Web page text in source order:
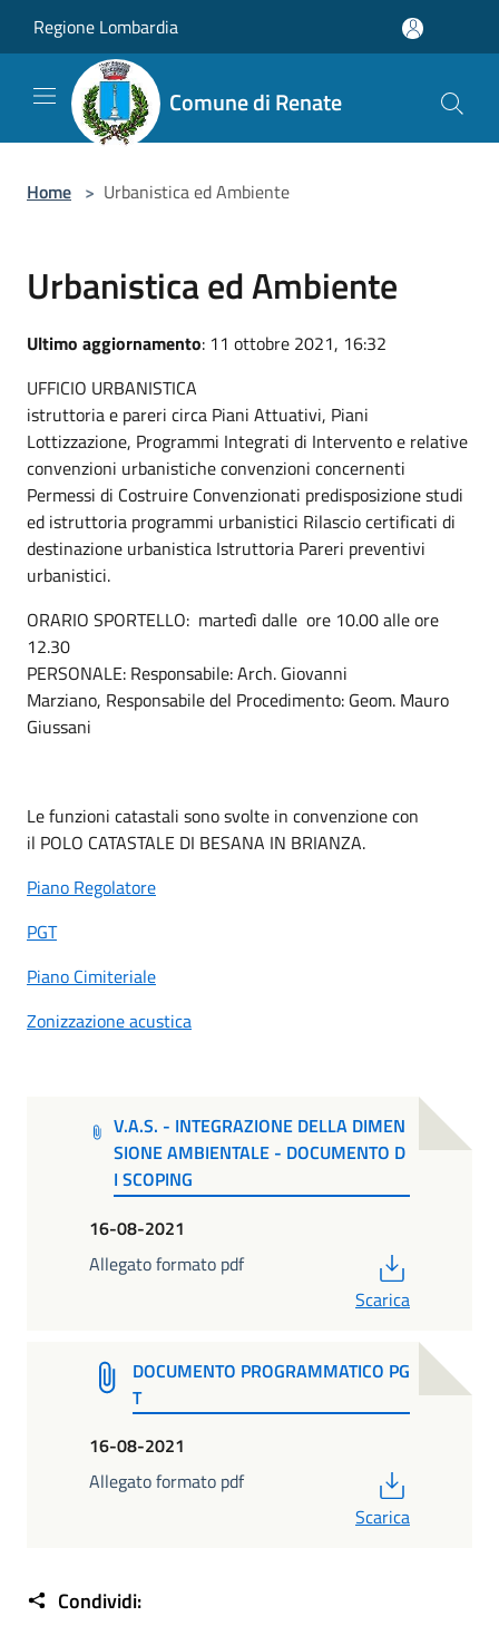
Regione Lombardia
Comune di Renate
Home > Urbanistica ed Ambiente
Urbanistica ed Ambiente
Ultimo aggiornamento: 11 ottobre 2021, 16:32
UFFICIO URBANISTICA
istruttoria e pareri circa Piani Attuativi, Piani
Lottizzazione, Programmi Integrati di Intervento e relative
convenzioni urbanistiche convenzioni concernenti
Permessi di Costruire Convenzionati predisposizione studi
ed istruttoria programmi urbanistici Rilascio certificati di
destinazione urbanistica Istruttoria Pareri preventivi
urbanistici.
ORARIO SPORTELLO: martedì dalle ore 10.00 alle ore
12.30
PERSONALE: Responsabile: Arch. Giovanni
Marziano, Responsabile del Procedimento: Geom. Mauro
Giussani
Le funzioni catastali sono svolte in convenzione con
il POLO CATASTALE DI BESANA IN BRIANZA.
Piano Regolatore
PGT
Piano Cimiteriale
Zonizzazione acustica
V.A.S. - INTEGRAZIONE DELLA DIMEN
SIONE AMBIENTALE - DOCUMENTO D
I SCOPING
16-08-2021
Allegato formato pdf
Scarica
DOCUMENTO PROGRAMMATICO PG
T
16-08-2021
Allegato formato pdf
Scarica
Condividi: